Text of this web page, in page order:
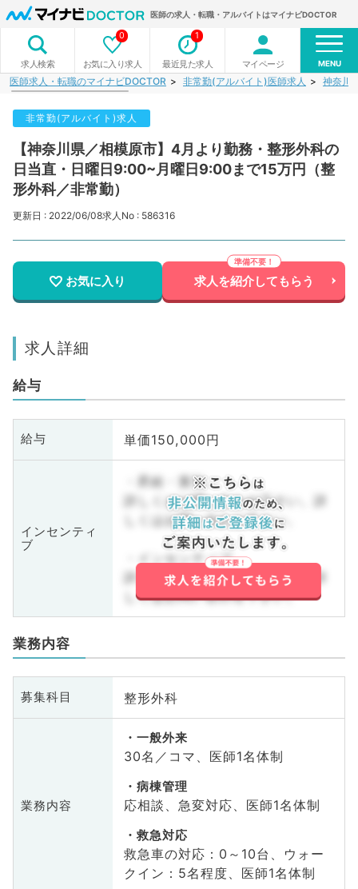
医師の求人・転職・アルバイトはマイナビDOCTOR
求人検索 お気に入り求人
0
最近見た求人
1
マイページ MENU
医師求人・転職のマイナビDOCTOR 非常勤(アルバイト)医師求人 神奈川
非常勤(アルバイト)求人
【神奈川県／相模原市】4月より勤務・整形外科の
日当直・日曜日9:00~月曜日9:00まで15万円（整
形外科／非常勤）
更新日 : 2022/06/08求人No : 586316
お気に入り 求人を紹介してもらう
求人詳細
給与
給与 単価150,000円
インセンティ
ブ
・昇給・賞与
詳しくはお問い合わせ下さい。詳
しくはお問い合わせ下さい。
・インセンティブ
詳しくはお問い合わせ下さい。詳
しくはお問い合わせ下さい。
業務内容
募集科目 整形外科
業務内容
一般外来
30名／コマ、医師1名体制
病棟管理
応相談、急変対応、医師1名体制
救急対応
救急車の対応：0～10台、ウォー
クイン：5名程度、医師1名体制